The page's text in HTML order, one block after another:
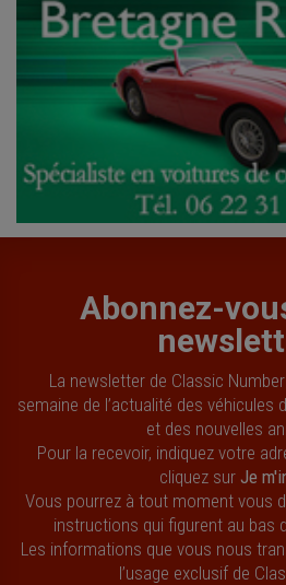
Abonnez-
La newsletter de Classic
semaine de l’actualité des véhicules
et des nouvelles
Pour la recevoir, indiquez votre
cliquez sur Je
Vous pourrez à tout moment vous
instructions qui figurent au bas
Les informations que vous nous
l’usage exclusif de